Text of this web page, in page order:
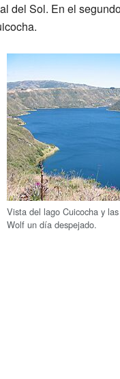
del Sol. En el
Vista del lago Cuicocha y
Wolf un día despejado.